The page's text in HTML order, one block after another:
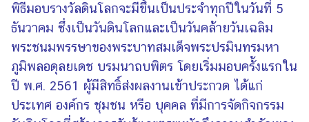
ก
า
ร
ใ
ห้
บ
ริ
พิธีมอบรางวัลดินโลกจะมีขึ้นเป็นประจำทุกปีในวันที่ 5
ธันวาคม ซึ่งเป็นวันดินโลกและเป็นวันคล้ายวันเฉลิม
พระชนมพรรษาของพระบาทสมเด็จพระปรมินทรมหา
ภูมิพลอดุลยเดช บรมนาถบพิตร โดยเริ่มมอบครั้งแรกใน
ปี พ.ศ. 2561 ผู้มีสิทธิ์ส่งผลงานเข้าประกวด ได้แก่
ประเทศ องค์กร ชุมชน หรือ บุคคล ที่มีการจัดกิจกรรม